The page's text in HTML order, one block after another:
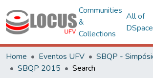
Communities
&
Collections
All of
DSpace
Home Eventos UFV
SBQP 2015
Search